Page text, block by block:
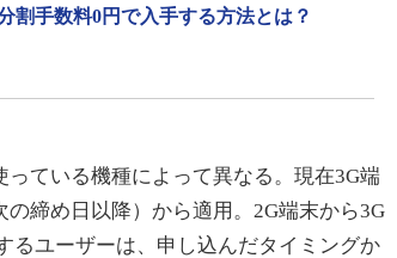
割手数料0円で入手する方法とは？
ている機種によって異なる。現在3G端
締め日以降）から適用。2G端末から3G
るユーザーは、申し込んだタイミングか